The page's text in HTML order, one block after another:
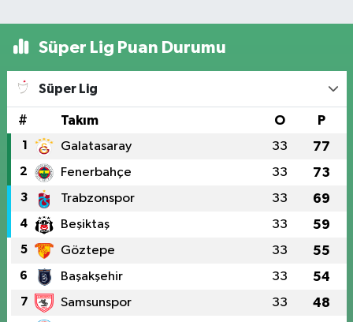
Süper Lig Puan Durumu
Süper Lig
# Takım O P
1 Galatasaray 33 77
2 Fenerbahçe 33 73
3 Trabzonspor 33 69
4 Beşiktaş 33 59
5 Göztepe 33 55
6 Başakşehir 33 54
7 Samsunspor 33 48